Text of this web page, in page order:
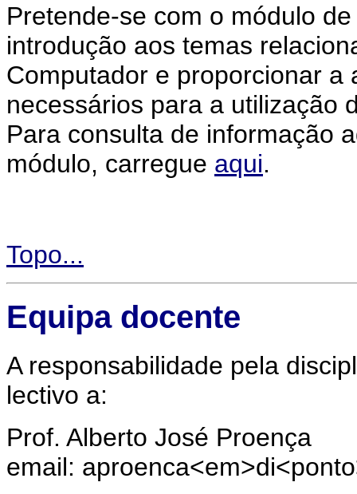
Pretende-se com o módulo
introdução aos temas
Computador e proporcionar a
necessários para a utilização
Para consulta de informação
módulo, carregue aqui.
Topo...
Equipa docente
A responsabilidade pela
lectivo a:
Prof. Alberto José Proença
email: